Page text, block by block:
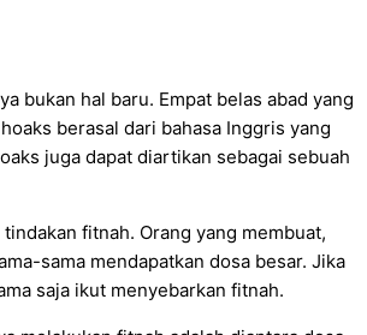
bukan hal baru. Empat belas abad yang
berasal dari bahasa Inggris yang
juga dapat diartikan sebagai sebuah
fitnah. Orang yang membuat,
sama mendapatkan dosa besar. Jika
saja ikut menyebarkan fitnah.